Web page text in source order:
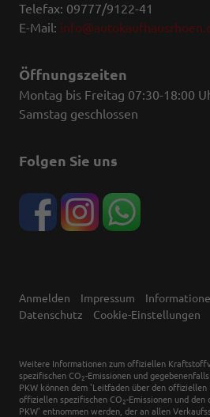
Telefax: 09777/9122-41
E-Mail:
Öffnungszeiten
Montag bis Freitag 07:30-18:00
Samstag geschlossen
Folgen Sie uns
Anmelden Impressum
Datenschutz
Cookie-Einstellungen
Weitere Informationen zum offiziellen
spezifischen CO 2-Emissionen und
PKW können dem 'Leitfaden über den
offiziellen spezifischen CO 2-Emissionen und
PKW' entnommen werden, der an allen